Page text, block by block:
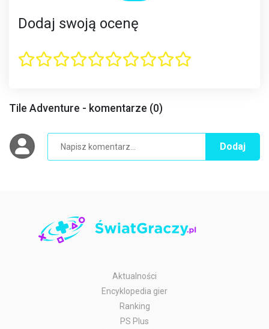
Dodaj swoją ocenę
Tile Adventure - komentarze (0)
Dodaj
Aktualności
Encyklopedia gier
Ranking
PS Plus